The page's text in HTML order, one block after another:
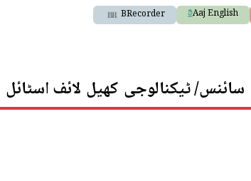
Aaj English
BRecorder
سائنس/ ٹیکنالوجی کھیل لائف اسٹائل